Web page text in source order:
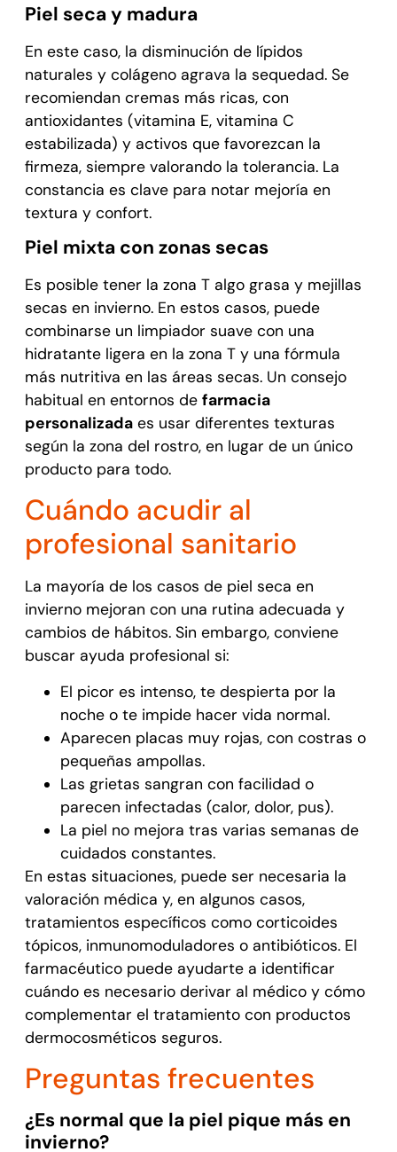
Piel seca y madura
En este caso, la disminución de lípidos
naturales y colágeno agrava la sequedad. Se
recomiendan cremas más ricas, con
antioxidantes (vitamina E, vitamina C
estabilizada) y activos que favorezcan la
firmeza, siempre valorando la tolerancia. La
constancia es clave para notar mejoría en
textura y confort.
Piel mixta con zonas secas
Es posible tener la zona T algo grasa y mejillas
secas en invierno. En estos casos, puede
combinarse un limpiador suave con una
hidratante ligera en la zona T y una fórmula
más nutritiva en las áreas secas. Un consejo
habitual en entornos de farmacia
personalizadaes usar diferentes texturas
según la zona del rostro, en lugar de un único
producto para todo.
Cuándo acudir al
profesional sanitario
La mayoría de los casos de piel seca en
invierno mejoran con una rutina adecuada y
cambios de hábitos. Sin embargo, conviene
buscar ayuda profesional si:
El picor es intenso, te despierta por la
noche o te impide hacer vida normal.
Aparecen placas muy rojas, con costras o
pequeñas ampollas.
Las grietas sangran con facilidad o
parecen infectadas (calor, dolor, pus).
La piel no mejora tras varias semanas de
cuidados constantes.
En estas situaciones, puede ser necesaria la
valoración médica y, en algunos casos,
tratamientos específicos como corticoides
tópicos, inmunomoduladores o antibióticos. El
farmacéutico puede ayudarte a identificar
cuándo es necesario derivar al médico y cómo
complementar el tratamiento con productos
dermocosméticos seguros.
Preguntas frecuentes
¿Es normal que la piel pique más en
invierno?